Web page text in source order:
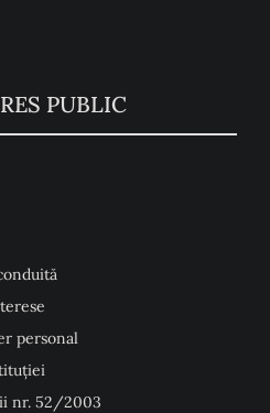
PUBLIC
personal
nr. 52/2003